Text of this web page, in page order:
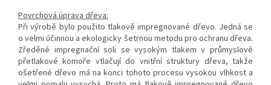
Povrchová úprava dřeva:
Při výrobě bylo použito tlakově impregnované dřevo. Jedná se
o velmi účinnou a ekologicky šetrnou metodu pro ochranu dřeva.
Zředěné impregnační soli se vysokým tlakem v průmyslové
přetlakové komoře vtlačují do vnitřní struktury dřeva, takže
ošetřené dřevo má na konci tohoto procesu vysokou vlhkost a